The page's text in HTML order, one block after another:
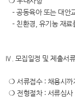
- 공동육아 또는 대안
- 친환경, 유기농 재료
Ⅳ. 모집일정 및 제출서
❍ 서류접수 : 채용시까
❍ 전형절차 : 서류심